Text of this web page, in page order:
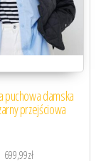
puchowa damska
przejściowa
699,99zł